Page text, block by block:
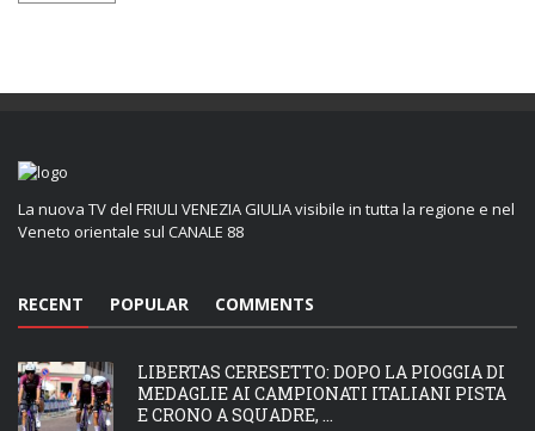
La nuova TV del FRIULI VENEZIA GIULIA visibile in tutta la regione e nel
Veneto orientale sul CANALE 88
RECENT POPULAR COMMENTS
LIBERTAS CERESETTO: DOPO LA PIOGGIA DI
MEDAGLIE AI CAMPIONATI ITALIANI PISTA
E CRONO A SQUADRE, ...